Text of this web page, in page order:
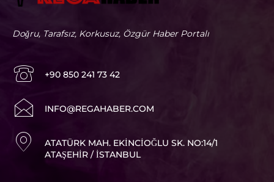
Doğru, Tarafsız, Korkusuz, Özgür Haber Portalı
+90 850 241 73 42
INFO@REGAHABER.COM
ATATÜRK MAH. EKINCIOĞLU SK. NO:14/1
ATAŞEHIR / İSTANBUL